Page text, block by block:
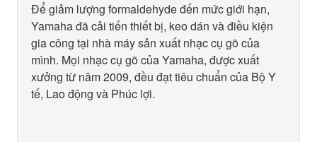
Để giảm lượng formaldehyde đến mức giới hạn,
Yamaha đã cải tiến thiết bị, keo dán và điều kiện
gia công tại nhà máy sản xuất nhạc cụ gõ của
mình. Mọi nhạc cụ gõ của Yamaha, được xuất
xưởng từ năm 2009, đều đạt tiêu chuẩn của Bộ Y
tế, Lao động và Phúc lợi.